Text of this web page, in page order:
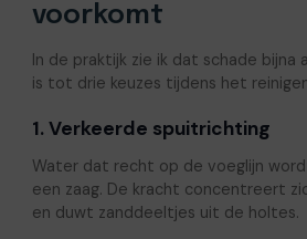
voorkomt
In de praktijk zie ik dat schade
is tot drie keuzes tijdens het
1. Verkeerde spuitrichting
Water dat recht op de voeglijn
een zaag. De kracht concentreert
en duwt zanddeeltjes uit de holtes.